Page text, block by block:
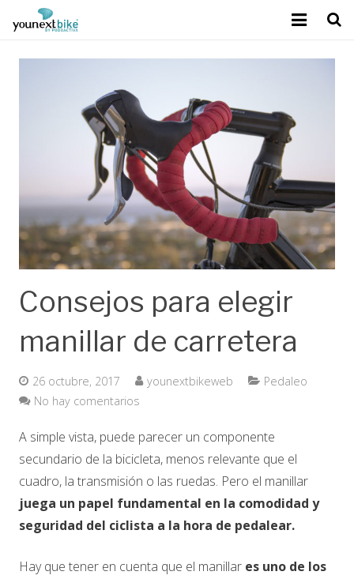
Sobre Younext Bike
Mejora del rendimiento
Tecnología exclusiva
Calidad Podoactiva
Contacto
Consejos para elegir
manillar de carretera
26 octubre, 2017 younextbikeweb
Pedaleo
No hay comentarios
A simple vista, puede parecer un componente
secundario de la bicicleta, menos relevante que el
cuadro, la transmisión o las ruedas. Pero el manillar
juega un papel fundamental en la comodidad y
seguridad del ciclista a la hora de pedalear.
Hay que tener en cuenta que el manillar es uno de los